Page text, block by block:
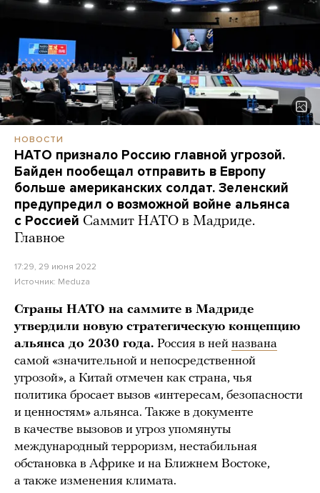
НОВОСТИ
НАТО признало Россию главной угрозой.
Байден пообещал отправить в Европу
больше американских солдат. Зеленский
предупредил о возможной войне альянса
с Россией Саммит НАТО в Мадриде.
Главное
17:29, 29 июня 2022
Источник: Meduza
Страны НАТО на саммите в Мадриде
утвердили новую стратегическую концепцию
альянса до 2030 года. Россия в ней названа
самой «значительной и непосредственной
угрозой», а Китай отмечен как страна, чья
политика бросает вызов «интересам, безопасности
и ценностям» альянса. Также в документе
в качестве вызовов и угроз упомянуты
международный терроризм, нестабильная
обстановка в Африке и на Ближнем Востоке,
а также изменения климата.